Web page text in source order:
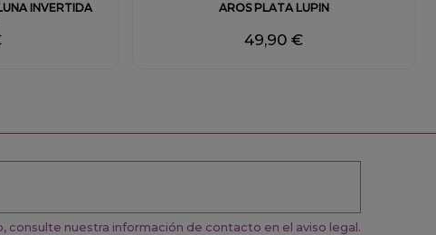
INVERTIDA
AROS PLATA LUPIN
49,90 €
consulte nuestra información de contacto en el aviso legal.